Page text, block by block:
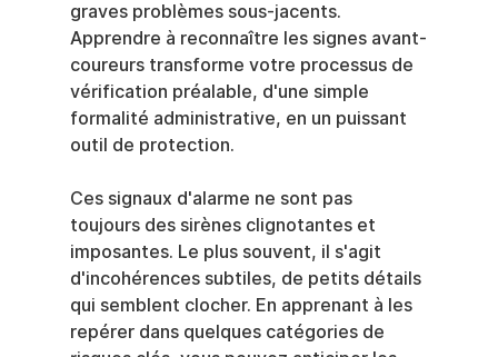
graves problèmes sous-jacents.
Apprendre à reconnaître les signes avant-
coureurs transforme votre processus de
vérification préalable, d'une simple
formalité administrative, en un puissant
outil de protection.
Ces signaux d'alarme ne sont pas
toujours des sirènes clignotantes et
imposantes. Le plus souvent, il s'agit
d'incohérences subtiles, de petits détails
qui semblent clocher. En apprenant à les
repérer dans quelques catégories de